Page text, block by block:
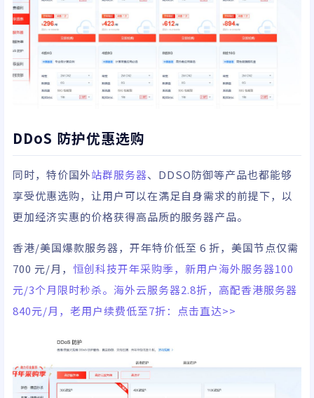
DDoS 防护优惠选购
同时，特价国外站群服务器、DDSO防御等产品也都能够
享受优惠选购，让用户可以在满足自身需求的前提下，以
更加经济实惠的价格获得高品质的服务器产品。
香港/美国爆款服务器，开年特价低至 6 折，美国节点仅需
700 元/月， 恒创科技开年采购季，新用户海外服务器100
元/3个月限时秒杀。海外云服务器2.8折，高配香港服务器
840元/月，老用户续费低至7折：点击直达>>